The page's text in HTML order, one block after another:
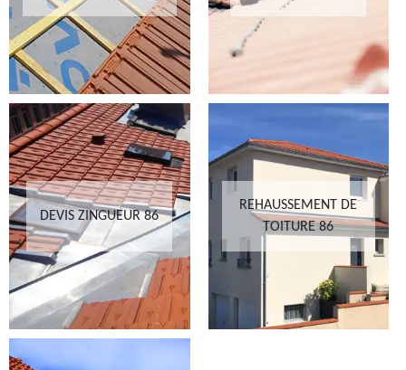
DEVIS ZINGUEUR 86
REHAUSSEMENT DE
TOITURE 86